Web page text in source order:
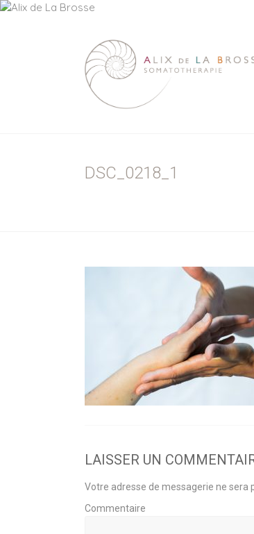
ALIX
DE
Psychothérapie
DSC_0218_1
LAISSER UN
Votre adresse de messagerie ne sera
Commentaire